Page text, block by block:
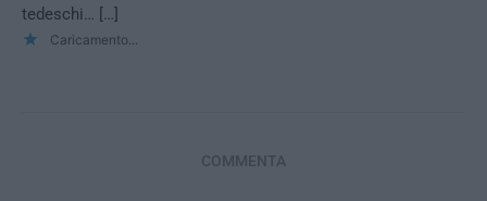
tedeschi… […]
Caricamento...
COMMENTA